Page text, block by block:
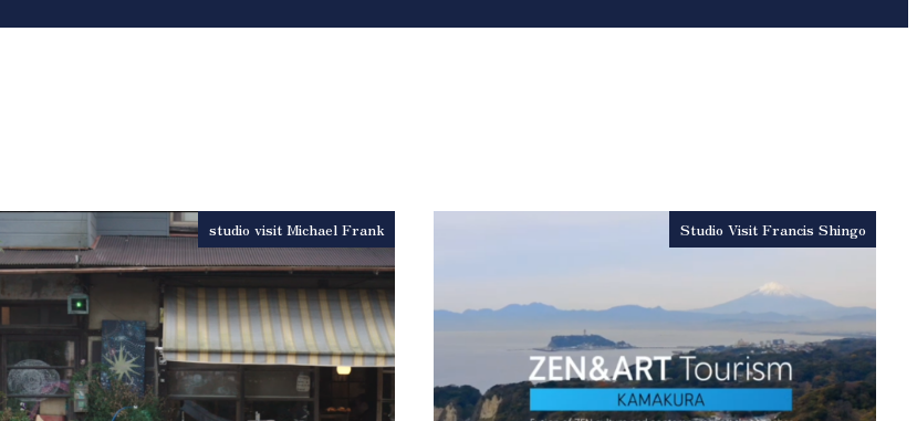
studio visit Michael Frank Studio Visit Francis Shingo